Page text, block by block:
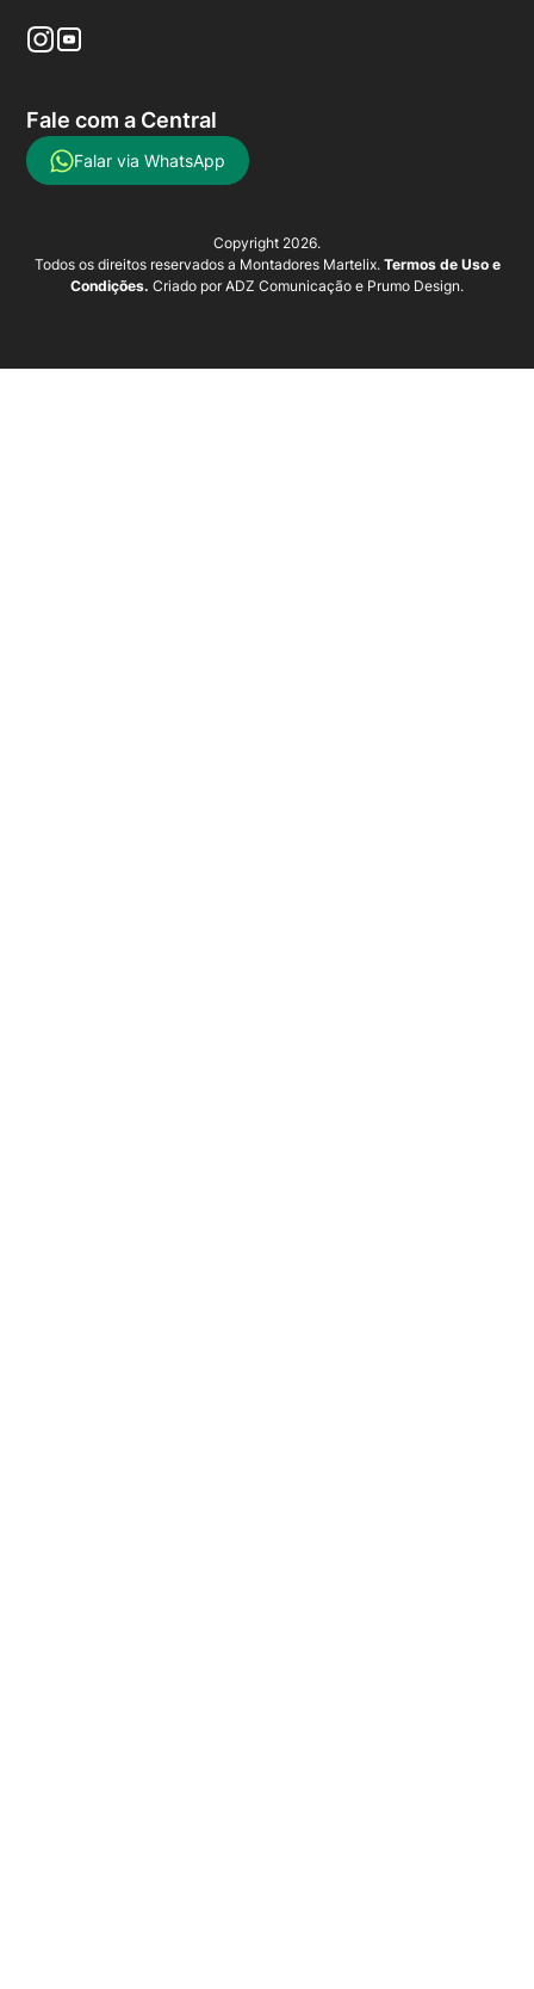
Fale com a Central
Falar via WhatsApp
Copyright 2026.
Todos os direitos reservados a Montadores Martelix. Termos de Uso e
Condições. Criado porADZ Comunicação e Prumo Design.